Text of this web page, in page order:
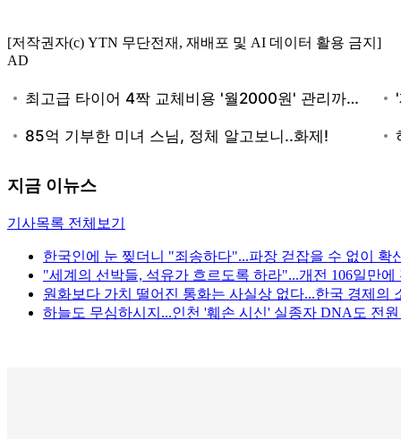
[저작권자(c) YTN 무단전재, 재배포 및 AI 데이터 활용 금지]
AD
지금 이뉴스
기사목록 전체보기
한국인에 눈 찢더니 "죄송하다"...파장 걷잡을 수 없이 확
"세계의 선박들, 석유가 흐르도록 하라"...개전 106일만에
원화보다 가치 떨어진 통화는 사실상 없다...한국 경제의
하늘도 무심하시지...인천 '훼손 시신' 실종자 DNA도 전